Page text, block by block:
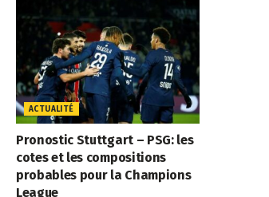
ACTUALITÉ
Pronostic Stuttgart – PSG: les
cotes et les compositions
probables pour la Champions
League